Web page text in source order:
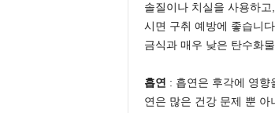
솔질이나 치실을 사용하
시면 구취 예방에 좋습니
금식과 매우 낮은 탄수화
흡연 : 흡연은 후각에 영향
연은 많은 건강 문제 뿐